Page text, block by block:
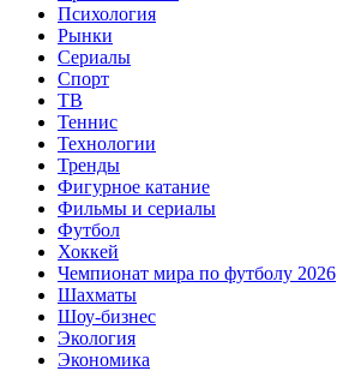
Психология
Рынки
Сериалы
Спорт
ТВ
Теннис
Технологии
Тренды
Фигурное катание
Фильмы и сериалы
Футбол
Хоккей
Чемпионат мира по футболу 2026
Шахматы
Шоу-бизнес
Экология
Экономика